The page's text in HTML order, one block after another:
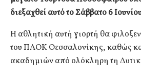
διεξαχθεί αυτό το Σάββατο 6
Η αθλητική αυτή γιορτή θα
του ΠΑΟΚ Θεσσαλονίκης, καθώς
ακαδημιών από ολόκληρη τη